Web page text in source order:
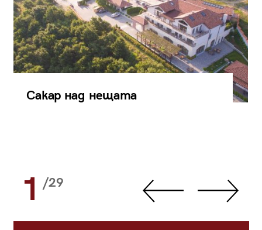
Сакар над нещата
1 /29